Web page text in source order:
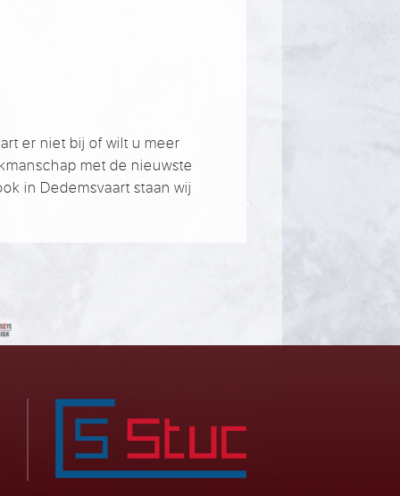
er niet bij of wilt u meer
met de nieuwste
in Dedemsvaart staan wij